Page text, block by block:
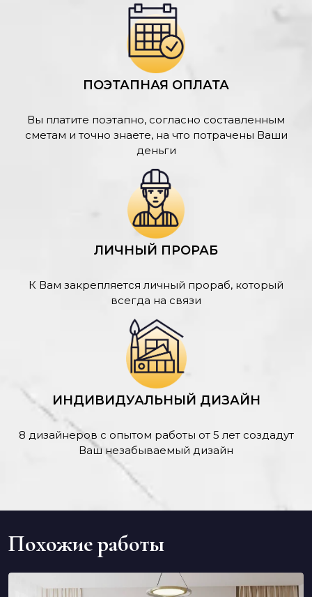
ПОЭТАПНАЯ ОПЛАТА
Вы платите поэтапно, согласно составленным
сметам и точно знаете, на что потрачены Ваши
деньги
ЛИЧНЫЙ ПРОРАБ
К Вам закрепляется личный прораб, который
всегда на связи
ИНДИВИДУАЛЬНЫЙ ДИЗАЙН
8 дизайнеров с опытом работы от 5 лет создадут
Ваш незабываемый дизайн
Похожие работы